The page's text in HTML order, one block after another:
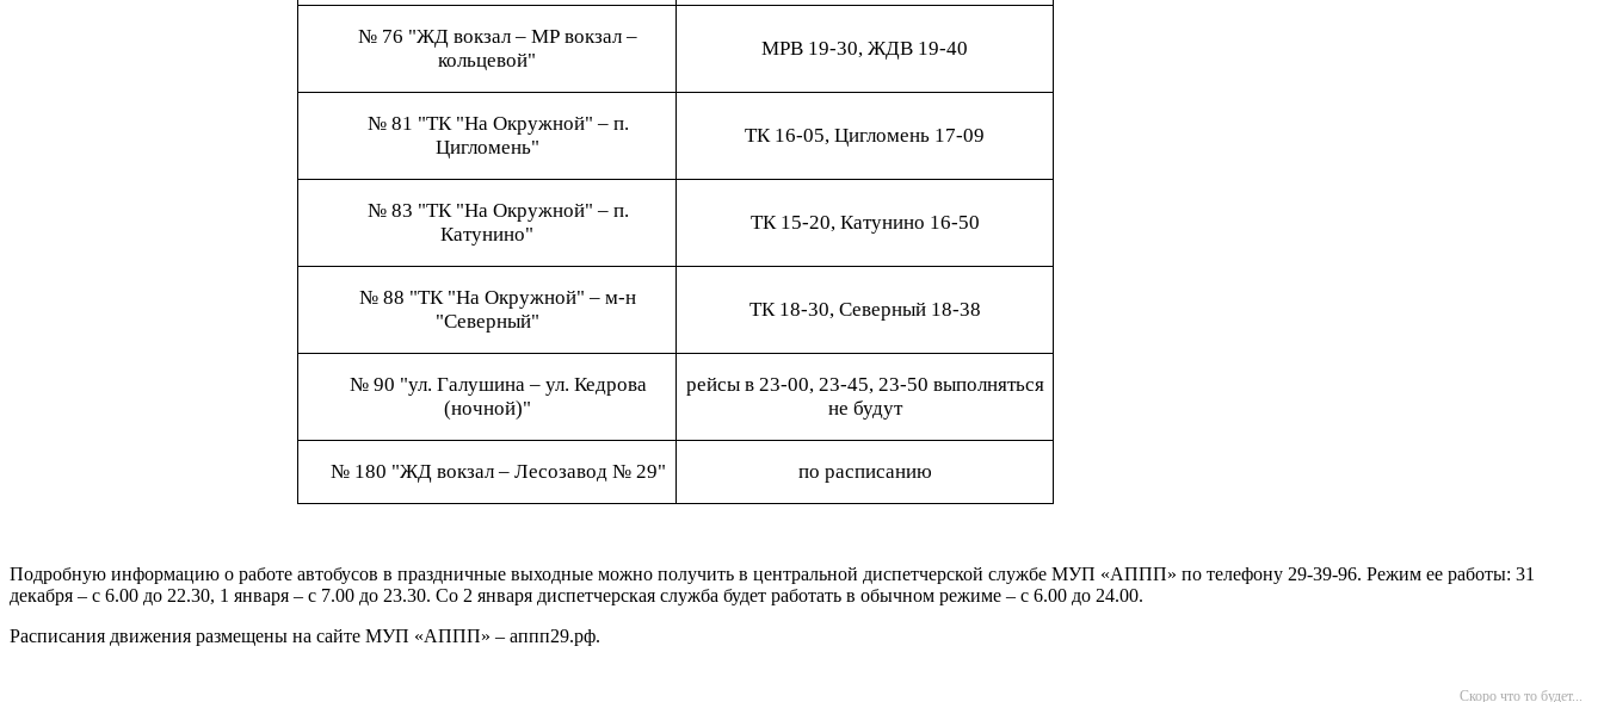
№ 76 "ЖД вокзал – МР вокзал –
кольцевой"
МРВ 19-30, ЖДВ 19-40
№ 81 "ТК "На Окружной" – п.
Цигломень"
ТК 16-05, Цигломень 17-09
№ 83 "ТК "На Окружной" – п.
Катунино"
ТК 15-20, Катунино 16-50
№ 88 "ТК "На Окружной" – м-н
"Северный"
ТК 18-30, Северный 18-38
№ 90 "ул. Галушина – ул. Кедрова
(ночной)"
рейсы в 23-00, 23-45, 23-50 выполняться
не будут
№ 180 "ЖД вокзал – Лесозавод № 29" по расписанию
Подробную информацию о работе автобусов в праздничные выходные можно получить в центральной диспетчерской службе МУП «АППП» по телефону 29-39-96. Режим ее работы: 31
декабря – с 6.00 до 22.30, 1 января – с 7.00 до 23.30. Со 2 января диспетчерская служба будет работать в обычном режиме – с 6.00 до 24.00.
Расписания движения размещены на сайте МУП «АППП» – аппп29.рф.
Скоро что то будет...